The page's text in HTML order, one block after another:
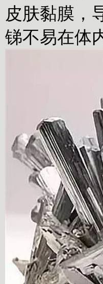
皮肤黏膜，
锑不易在体